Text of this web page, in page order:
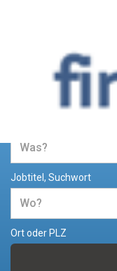
Jobs und
Bereich
Jobtitel, Suchwort
Ort oder PLZ